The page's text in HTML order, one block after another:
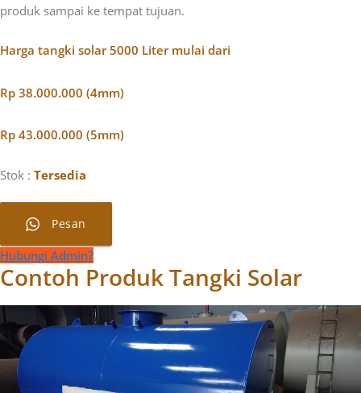
produk sampai ke tempat tujuan.
Harga tangki solar 5000 Liter mulai dari
Rp 38.000.000 (4mm)
Rp 43.000.000 (5mm)
Stok : Tersedia
Pesan
Hubungi Admin?
Contoh Produk Tangki Solar